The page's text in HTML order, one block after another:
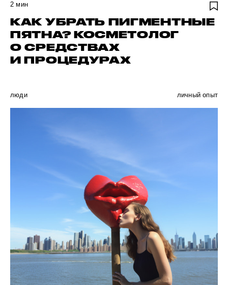
2 мин
КАК УБРАТЬ ПИГМЕНТНЫЕ
ПЯТНА? КОСМЕТОЛОГ
О СРЕДСТВАХ
И ПРОЦЕДУРАХ
люди личный опыт